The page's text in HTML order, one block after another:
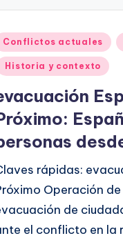
Conflictos actuales
Historia y contexto
rápidas:
Operación
de
el conflicto en la